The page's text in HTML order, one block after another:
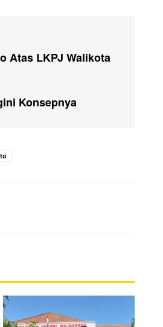
Atas LKPJ Walikota
Konsepnya